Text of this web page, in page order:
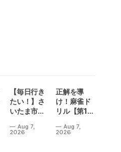
【毎日行き
たい！】さ
いたま市に
誕生！？
Aug 7,
2026
正解を導
け！麻雀ド
リル【第14
Aug 7,
2026